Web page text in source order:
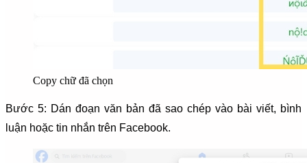
Copy chữ đã chọn
Bước 5: Dán đoạn văn bản đã sao chép vào bài viết, bình
luận hoặc tin nhắn trên Facebook.